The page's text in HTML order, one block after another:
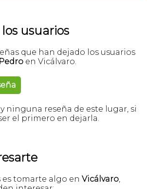
usuarios
que han dejado los usuarios
en Vicálvaro.
ninguna reseña de este lugar, si
el primero en dejarla.
es tomarte algo en Vicálvaro